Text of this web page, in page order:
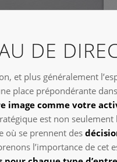
DE
et plus généralement
place prépondérante
image comme votre
est non seulement
où se prennent des
l’importance de cet